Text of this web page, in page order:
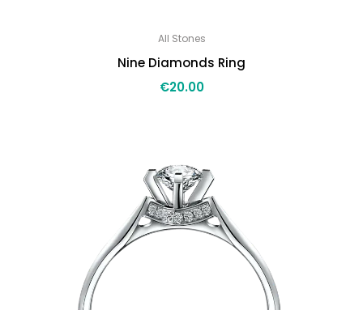
All Stones
Nine Diamonds Ring
€20.00